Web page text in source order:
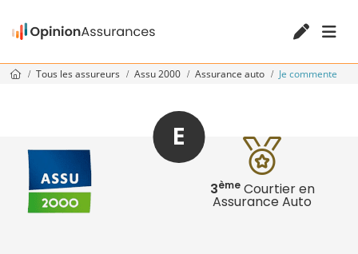
Tous les assureurs Assu 2000 Assurance auto Je commente
E
3ème Courtier en
Assurance Auto